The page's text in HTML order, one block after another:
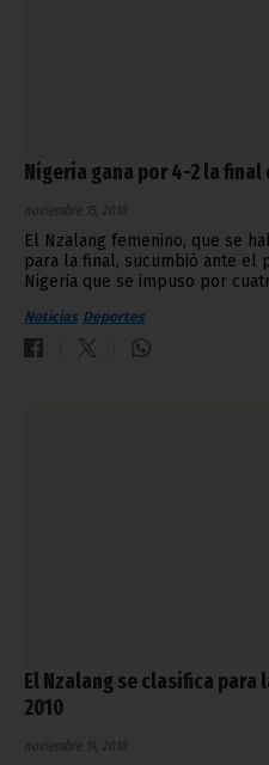
Nigeria gana por 4-2 la final
noviembre 15, 2010
El Nzalang femenino, que se
para la final, sucumbió ante el
Nigeria que se impuso por
Noticias Deportes
El Nzalang se clasifica para
2010
noviembre 14, 2010